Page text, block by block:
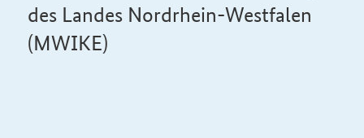
des Landes Nordrhein-Westfalen
(MWIKE)